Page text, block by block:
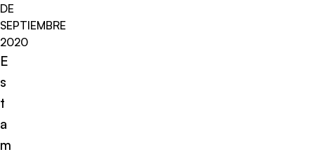
DE
SEPTIEMBRE
2020
E
s
t
a
m